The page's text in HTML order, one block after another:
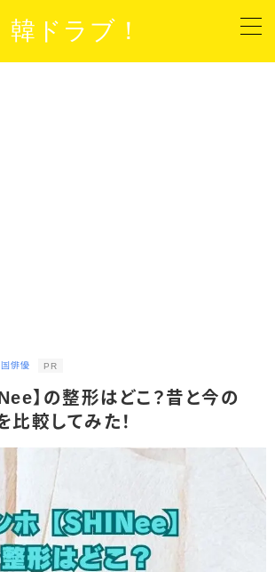
韓ドラブ！
俳優 PR
】の整形はどこ？昔と今の
較してみた！